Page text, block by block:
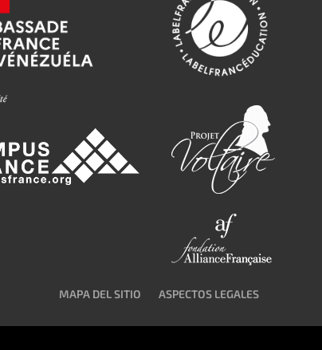
MAPA DEL SITIO ASPECTOS LEGALES